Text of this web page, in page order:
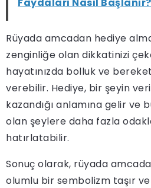
Rüyada amcadan hediye
zenginliğe olan dikkatinizi
hayatınızda bolluk ve
verebilir. Hediye, bir şeyin
kazandığı anlamına gelir ve
olan şeylere daha fazla
hatırlatabilir.
Sonuç olarak, rüyada
olumlu bir sembolizm taşır